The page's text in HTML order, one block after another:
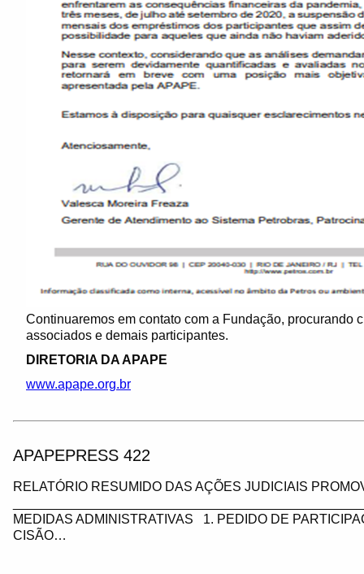
Continuaremos em contato com a Fundação, procurando
associados e demais participantes.
DIRETORIA DA APAPE
www.apape.org.br
APAPEPRESS 422
RELATÓRIO RESUMIDO DAS AÇÕES JUDICIAIS
MEDIDAS ADMINISTRATIVAS 1. PEDIDO DE
CISÃO…